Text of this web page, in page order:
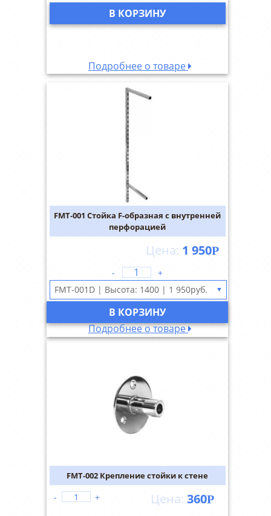
В КОРЗИНУ
Подробнее о товаре
FMT-001 Стойка F-образная с внутренней
перфорацией
1 950Р
- +
В КОРЗИНУ
▼
Подробнее о товаре
FMT-002 Крепление стойки к стене
360Р
- +